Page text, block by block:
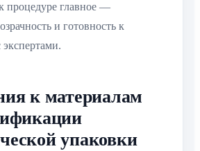
процедуре главное —
и готовность к
экспертами.
к материалам
упаковки